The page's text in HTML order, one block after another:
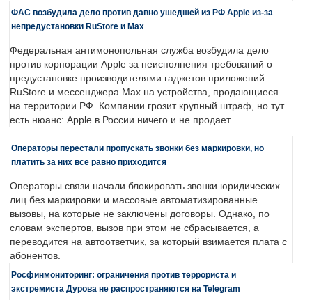
ФАС возбудила дело против давно ушедшей из РФ Apple из-за
непредустановки RuStore и Max
Федеральная антимонопольная служба возбудила дело
против корпорации Apple за неисполнения требований о
предустановке производителями гаджетов приложений
RuStore и мессенджера Max на устройства, продающиеся
на территории РФ. Компании грозит крупный штраф, но тут
есть нюанс: Apple в России ничего и не продает.
Операторы перестали пропускать звонки без маркировки, но
платить за них все равно приходится
Операторы связи начали блокировать звонки юридических
лиц без маркировки и массовые автоматизированные
вызовы, на которые не заключены договоры. Однако, по
словам экспертов, вызов при этом не сбрасывается, а
переводится на автоответчик, за который взимается плата с
абонентов.
Росфинмониторинг: ограничения против террориста и
экстремиста Дурова не распространяются на Telegram